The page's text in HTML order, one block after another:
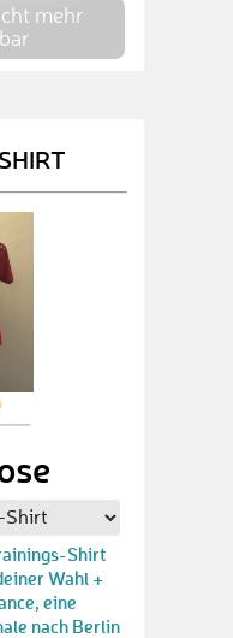
mehr
Shirt
Wahl +
eine
nach Berlin